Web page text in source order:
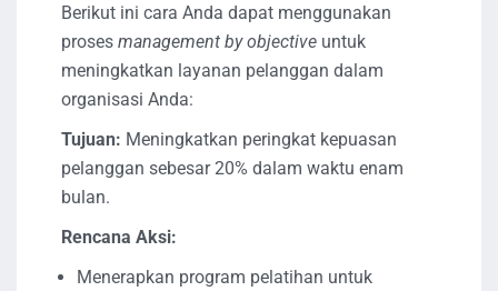
Berikut ini cara Anda dapat menggunakan
proses management by objective untuk
meningkatkan layanan pelanggan dalam
organisasi Anda:
Tujuan: Meningkatkan peringkat kepuasan
pelanggan sebesar 20% dalam waktu enam
bulan.
Rencana Aksi:
Menerapkan program pelatihan untuk